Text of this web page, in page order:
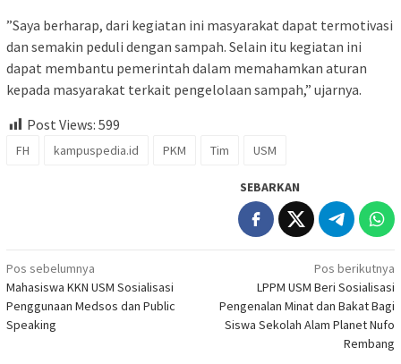
”Saya berharap, dari kegiatan ini masyarakat dapat termotivasi
dan semakin peduli dengan sampah. Selain itu kegiatan ini
dapat membantu pemerintah dalam memahamkan aturan
kepada masyarakat terkait pengelolaan sampah,” ujarnya.
Post Views: 599
FH kampuspedia.id PKM Tim USM
SEBARKAN
Navigasi
pos
Pos sebelumnya
Mahasiswa KKN USM Sosialisasi
Penggunaan Medsos dan Public
Speaking
Pos berikutnya
LPPM USM Beri Sosialisasi
Pengenalan Minat dan Bakat Bagi
Siswa Sekolah Alam Planet Nufo
Rembang